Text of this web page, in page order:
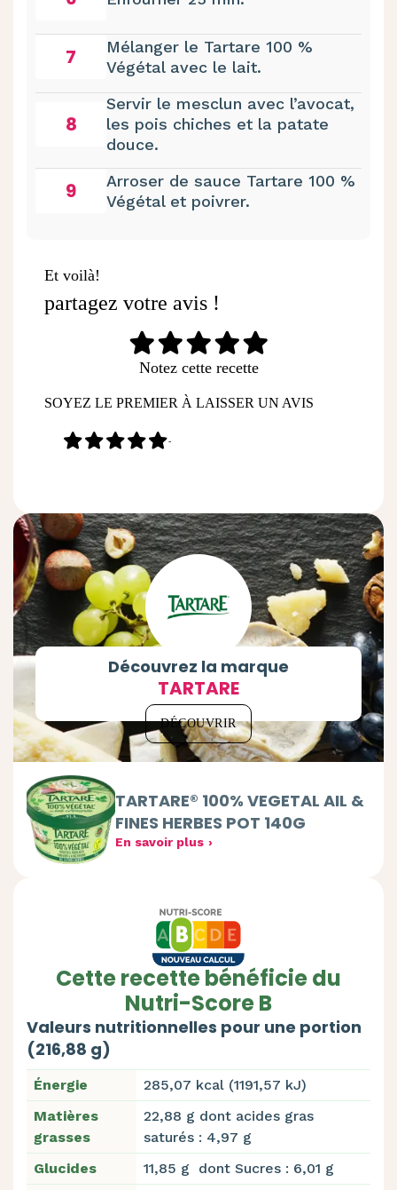
7
Mélanger le Tartare 100 %
Végétal avec le lait.
8
Servir le mesclun avec l’avocat,
les pois chiches et la patate
douce.
9
Arroser de sauce Tartare 100 %
Végétal et poivrer.
Et voilà!
partagez votre avis !
Notez cette recette
SOYEZ LE PREMIER À LAISSER UN AVIS
-
Découvrez la marque
TARTARE
DÉCOUVRIR
TARTARE® 100% VEGETAL AIL &
FINES HERBES POT 140G
En savoir plus
Cette recette bénéficie du
Nutri-Score B
Valeurs nutritionnelles pour une portion
(216,88 g)
Énergie
285,07 kcal (1191,57 kJ)
Matières
grasses
22,88 g dont acides gras
saturés : 4,97 g
Glucides
11,85 g dont Sucres : 6,01 g